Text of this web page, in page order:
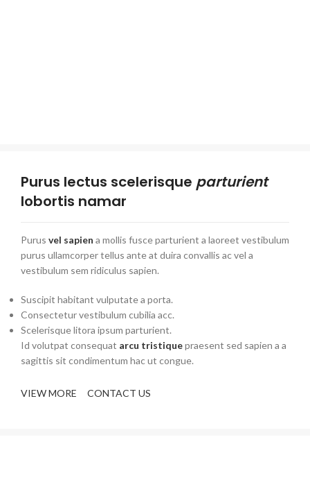
Purus lectus scelerisque parturient
lobortis namar
Purus vel sapien a mollis fusce parturient a laoreet vestibulum
purus ullamcorper tellus ante at duira convallis ac vel a
vestibulum sem ridiculus sapien.
Suscipit habitant vulputate a porta.
Consectetur vestibulum cubilia acc.
Scelerisque litora ipsum parturient.
Id volutpat consequat arcu tristiquepraesent sed sapien a a
sagittis sit condimentum hac ut congue.
VIEW MORE CONTACT US